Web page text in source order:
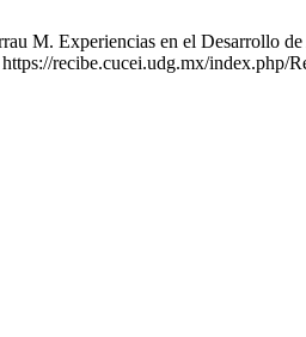
M. Experiencias en el Desarrollo
recibe.cucei.udg.mx/index.php/